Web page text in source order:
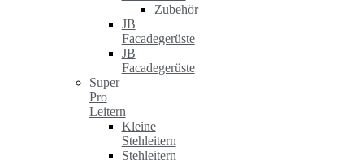
Zubehör
JB
Facadegerüste
JB
Facadegerüste
Super
Pro
Leitern
Kleine
Stehleitern
Stehleitern